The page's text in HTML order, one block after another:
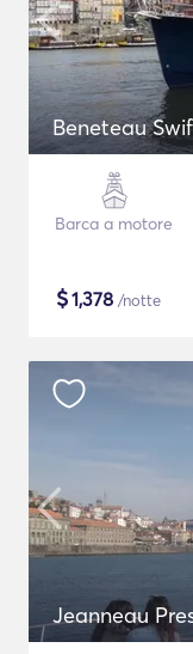
Beneteau
Barca a motore
$1,378 /notte
Jeanneau